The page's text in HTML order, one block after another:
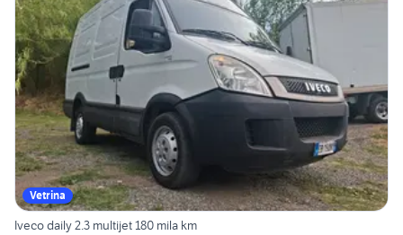
Vetrina
Iveco daily 2.3 multijet 180 mila km